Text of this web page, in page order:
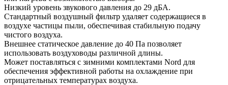
Низкий уровень звукового давления до 29 дБА.
Стандартный воздушный фильтр удаляет содержащиеся в
воздухе частицы пыли, обеспечивая стабильную подачу
чистого воздуха.
Внешнее статическое давление до 40 Па позволяет
использовать воздуховоды различной длины.
Может поставляться с зимними комплектами Nord для
обеспечения эффективной работы на охлаждение при
отрицательных температурах воздуха.